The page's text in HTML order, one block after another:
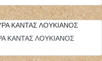
ΚΑΝΤΑΣ ΛΟΥΚΙΑΝΟΣ